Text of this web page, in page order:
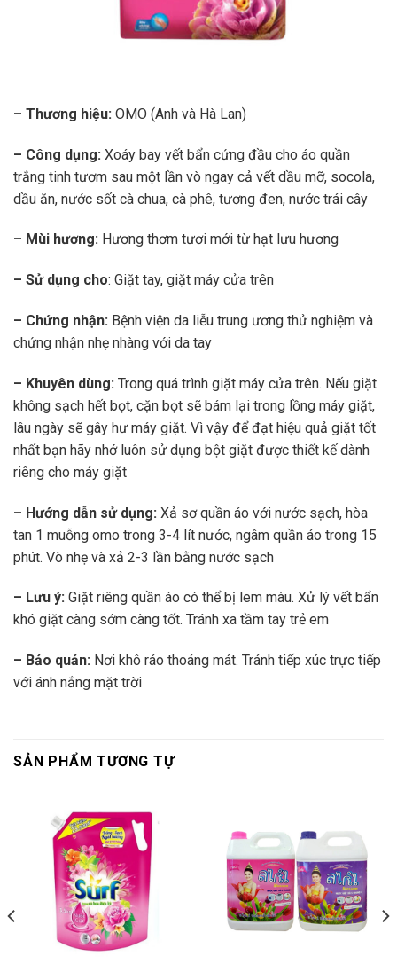
– Thương hiệu: OMO (Anh và Hà Lan)
– Công dụng: Xoáy bay vết bẩn cứng đầu cho áo quần
trắng tinh tươm sau một lần vò ngay cả vết dầu mỡ, socola,
dầu ăn, nước sốt cà chua, cà phê, tương đen, nước trái cây
– Mùi hương: Hương thơm tươi mới từ hạt lưu hương
– Sử dụng cho: Giặt tay, giặt máy cửa trên
– Chứng nhận: Bệnh viện da liễu trung ương thử nghiệm và
chứng nhận nhẹ nhàng với da tay
– Khuyên dùng: Trong quá trình giặt máy cửa trên. Nếu giặt
không sạch hết bọt, cặn bọt sẽ bám lại trong lồng máy giặt,
lâu ngày sẽ gây hư máy giặt. Vì vậy để đạt hiệu quả giặt tốt
nhất bạn hãy nhớ luôn sử dụng bột giặt được thiết kế dành
riêng cho máy giặt
– Hướng dẫn sử dụng: Xả sơ quần áo với nước sạch, hòa
tan 1 muỗng omo trong 3-4 lít nước, ngâm quần áo trong 15
phút. Vò nhẹ và xả 2-3 lần bằng nước sạch
– Lưu ý: Giặt riêng quần áo có thể bị lem màu. Xử lý vết bẩn
khó giặt càng sớm càng tốt. Tránh xa tầm tay trẻ em
– Bảo quản: Nơi khô ráo thoáng mát. Tránh tiếp xúc trực tiếp
với ánh nắng mặt trời
SẢN PHẨM TƯƠNG TỰ